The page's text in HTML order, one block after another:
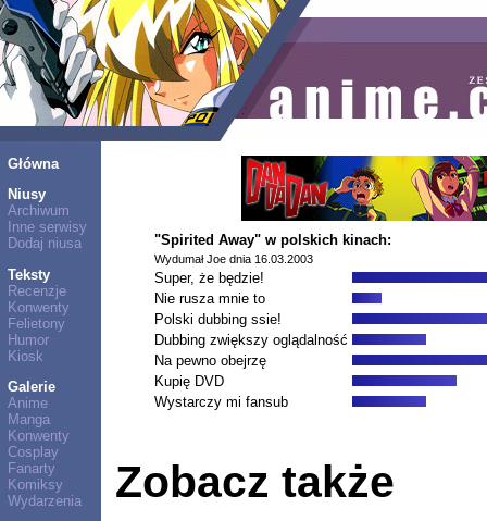
Główna
Niusy
Archiwum
Inne serwisy
Dodaj niusa
Teksty
Recenzje
Konwenty
Felietony
Humor
Kiosk
Galerie
Anime
Manga
Konwenty
Cosplay
Fanarty
Komiksy
Wydarzenia
"Spirited Away" w polskich kinach:
Wydumał Joe dnia 16.03.2003
Super, że będzie!
Nie rusza mnie to
Polski dubbing ssie!
Dubbing zwiększy oglądalność
Na pewno obejrzę
Kupię DVD
Wystarczy mi fansub
Zobacz także